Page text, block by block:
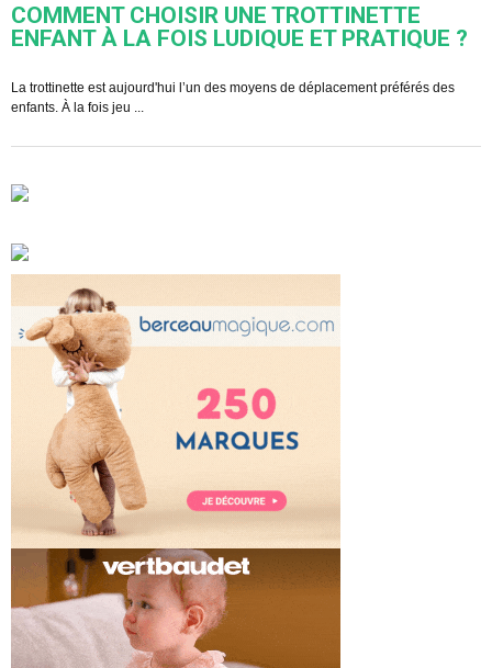
COMMENT CHOISIR UNE TROTTINETTE
ENFANT À LA FOIS LUDIQUE ET PRATIQUE ?
La trottinette est aujourd'hui l’un des moyens de déplacement préférés des
enfants. À la fois jeu ...